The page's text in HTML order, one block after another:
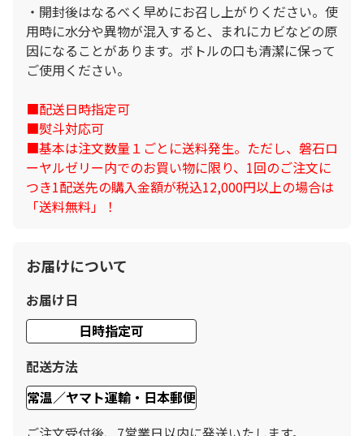
・開封後はなるべく早めにお召し上がりください。使
用時に水分や異物が混入すると、まれにカビなどの原
因になることがあります。ボトルの口も清潔に保って
ご使用ください。
■配送日時指定可
■熨斗対応可
■基本は注文数量１ごとに送料発生。ただし、磐石ロ
ーヤルゼリー内でのお買い物に限り、1回のご注文に
つき1配送先の購入金額が税込12,000円以上の場合は
「送料無料」！
お届けについて
お届け日
日時指定可
配送方法
常温／ヤマト運輸・日本郵便